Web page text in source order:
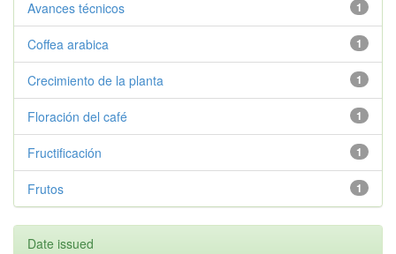
1
Avances técnicos
1
Coffea arabica
1
Crecimiento de la planta
1
Floración del café
1
Fructificación
1
Frutos
Date issued